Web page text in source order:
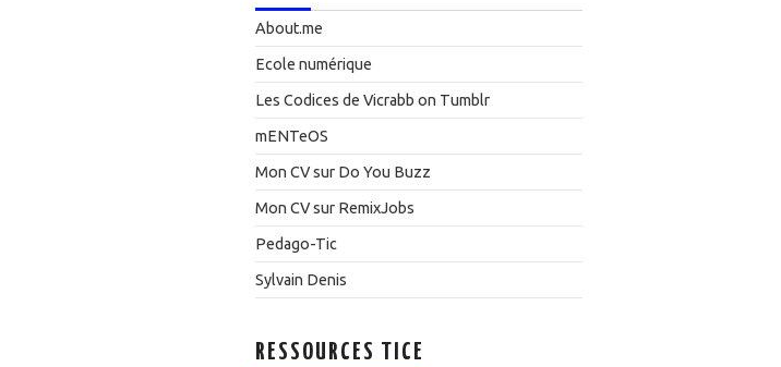
About.me
Ecole numérique
Les Codices de Vicrabb on Tumblr
mENTeOS
Mon CV sur Do You Buzz
Mon CV sur RemixJobs
Pedago-Tic
Sylvain Denis
RESSOURCES TICE